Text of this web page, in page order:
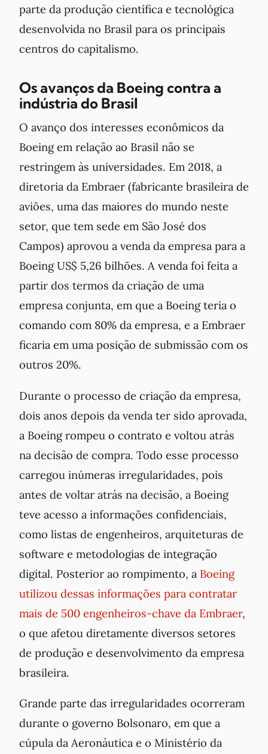
parte da produção científica e tecnológica
desenvolvida no Brasil para os principais
centros do capitalismo.
Os avanços da Boeing contra a
indústria do Brasil
O avanço dos interesses econômicos da
Boeing em relação ao Brasil não se
restringem às universidades. Em 2018, a
diretoria da Embraer (fabricante brasileira de
aviões, uma das maiores do mundo neste
setor, que tem sede em São José dos
Campos) aprovou a venda da empresa para a
Boeing US$ 5,26 bilhões. A venda foi feita a
partir dos termos da criação de uma
empresa conjunta, em que a Boeing teria o
comando com 80% da empresa, e a Embraer
ficaria em uma posição de submissão com os
outros 20%.
Durante o processo de criação da empresa,
dois anos depois da venda ter sido aprovada,
a Boeing rompeu o contrato e voltou atrás
na decisão de compra. Todo esse processo
carregou inúmeras irregularidades, pois
antes de voltar atrás na decisão, a Boeing
teve acesso a informações confidenciais,
como listas de engenheiros, arquiteturas de
software e metodologias de integração
digital. Posterior ao rompimento, a Boeing
utilizou dessas informações para contratar
mais de 500 engenheiros-chave da Embraer,
o que afetou diretamente diversos setores
de produção e desenvolvimento da empresa
brasileira.
Grande parte das irregularidades ocorreram
durante o governo Bolsonaro, em que a
cúpula da Aeronáutica e o Ministério da